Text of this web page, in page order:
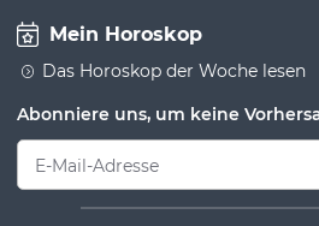
Mein Horoskop
Das Horoskop der Woche lesen
Abonniere uns, um keine
E-Mail-Adresse